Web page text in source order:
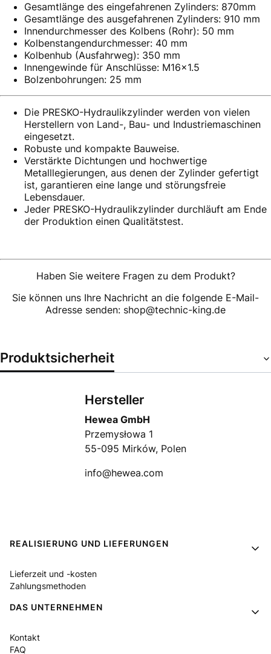
Gesamtlänge des eingefahrenen Zylinders: 870mm
Gesamtlänge des ausgefahrenen Zylinders: 910 mm
Innendurchmesser des Kolbens (Rohr): 50 mm
Kolbenstangendurchmesser: 40 mm
Kolbenhub (Ausfahrweg): 350 mm
Innengewinde für Anschlüsse: M16x1.5
Bolzenbohrungen: 25 mm
Die PRESKO-Hydraulikzylinder werden von vielen
Herstellern von Land-, Bau- und Industriemaschinen
eingesetzt.
Robuste und kompakte Bauweise.
Verstärkte Dichtungen und hochwertige
Metalllegierungen, aus denen der Zylinder gefertigt
ist, garantieren eine lange und störungsfreie
Lebensdauer.
Jeder PRESKO-Hydraulikzylinder durchläuft am Ende
der Produktion einen Qualitätstest.
Haben Sie weitere Fragen zu dem Produkt?
Sie können uns Ihre Nachricht an die folgende E-Mail-
Adresse senden: shop@technic-king.de
Produktsicherheit
Hersteller
Hewea GmbH
Przemysłowa 1
55-095 Mirków, Polen
info@hewea.com
Fußzeilenmenü
REALISIERUNG UND LIEFERUNGEN
Lieferzeit und -kosten
Zahlungsmethoden
DAS UNTERNEHMEN
Kontakt
FAQ